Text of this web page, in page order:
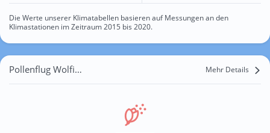
Die Werte unserer Klimatabellen basieren auf Messungen an den
Klimastationen im Zeitraum 2015 bis 2020.
Pollenflug Wolfisheim Mehr Details